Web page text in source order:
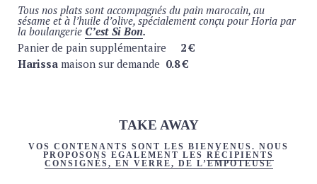
Tous nos plats sont accompagnés du pain marocain, au
sésame et à l’huile d’olive, spécialement conçu pour Horia par
la boulangerie C’est Si Bon.
Panier de pain supplémentaire 2 €
Harissa maison sur demande 0.8 €
TAKE AWAY
VOS CONTENANTS SONT LES BIENVENUS. NOUS
PROPOSONS EGALEMENT LES RÉCIPIENTS
CONSIGNÉS, EN VERRE, DE L’EMPOTEUSE
BIÈRES BRUXELLOISES
Brasserie de la Senne (Molenbeek)
Zinnebir (blonde, 6%) – 33cl – bio
Lanterne (IPA, Houblonnée, 5,5%) – 33cl
Soleil (blanche, 4,5%) – 33cl5.5 €
Théorème de l’empereur (jasmin & thé vert, 6,4%) –